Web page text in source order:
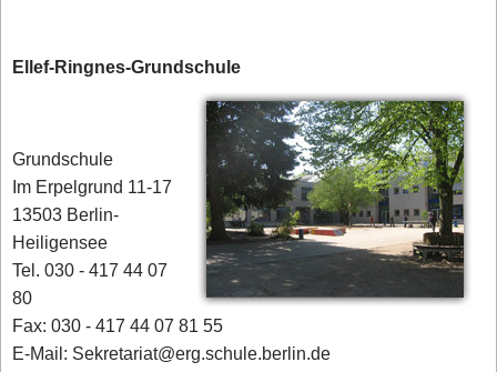
Ellef-Ringnes-Grundschule
Grundschule
Im Erpelgrund 11-17
13503 Berlin-
Heiligensee
Tel. 030 - 417 44 07
80‎
Fax: 030 - 417 44 07 81 55
E-Mail: Sekretariat@erg.schule.berlin.de